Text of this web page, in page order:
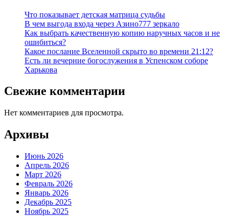
Что показывает детская матрица судьбы
В чем выгода входа через Азино777 зеркало
Как выбрать качественную копию наручных часов и не
ошибиться?
Какое послание Вселенной скрыто во времени 21:12?
Есть ли вечерние богослужения в Успенском соборе
Харькова
Свежие комментарии
Нет комментариев для просмотра.
Архивы
Июнь 2026
Апрель 2026
Март 2026
Февраль 2026
Январь 2026
Декабрь 2025
Ноябрь 2025